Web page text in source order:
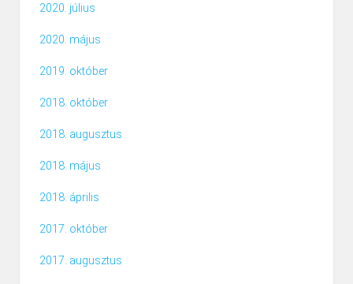
2020. július
2020. május
2019. október
2018. október
2018. augusztus
2018. május
2018. április
2017. október
2017. augusztus